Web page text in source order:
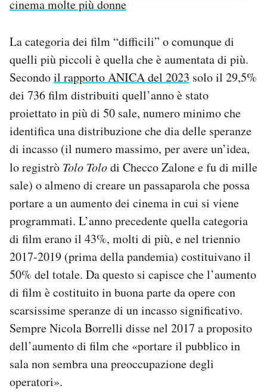
cinema molte più donne
La categoria dei film “difficili” o comunque di
quelli più piccoli è quella che è aumentata di più.
Secondoil rapporto ANICA del 2023 solo il 29,5%
dei 736 film distribuiti quell’anno è stato
proiettato in più di 50 sale, numero minimo che
identifica una distribuzione che dia delle speranze
di incasso (il numero massimo, per avere un’idea,
lo registrò Tolo Tolodi Checco Zalone e fu di mille
sale) o almeno di creare un passaparola che possa
portare a un aumento dei cinema in cui si viene
programmati. L’anno precedente quella categoria
di film erano il 43%, molti di più, e nel triennio
2017-2019 (prima della pandemia) costituivano il
50% del totale. Da questo si capisce che l’aumento
di film è costituito in buona parte da opere con
scarsissime speranze di un incasso significativo.
Sempre Nicola Borrelli disse nel 2017 a proposito
dell’aumento di film che «portare il pubblico in
sala non sembra una preoccupazione degli
operatori».